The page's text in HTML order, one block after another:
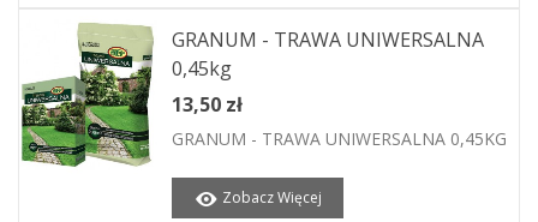
GRANUM - TRAWA UNIWERSALNA
0,45kg
13,50 zł
GRANUM - TRAWA UNIWERSALNA 0,45KG
Zobacz Więcej